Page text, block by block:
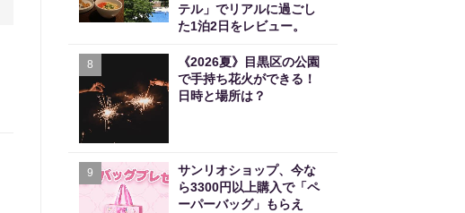
テル」でリアルに過ごし
た1泊2日をレビュー。
8
《2026夏》目黒区の公園
で手持ち花火ができる！
日時と場所は？
9
サンリオショップ、今な
ら3300円以上購入で「ペ
ーパーバッグ」もらえ